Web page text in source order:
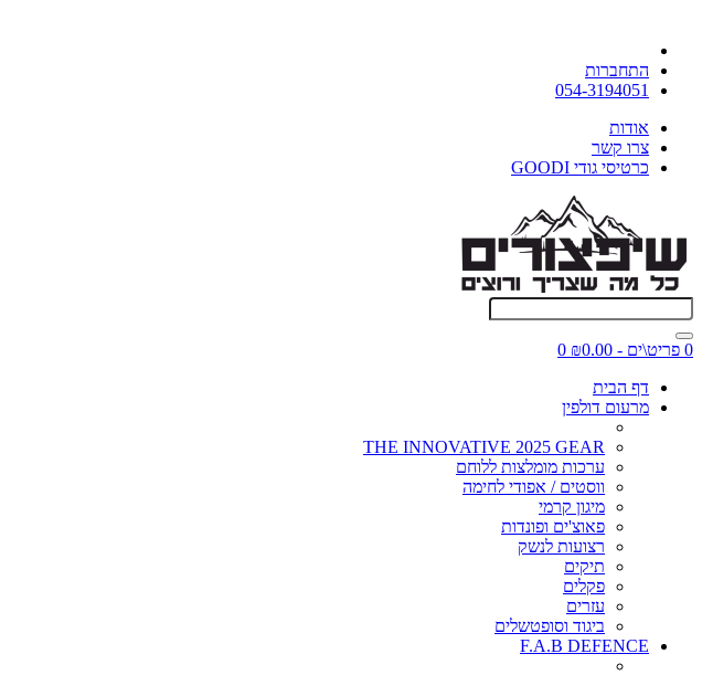
התחברות
054-3194051
אודות
צרו קשר
כרטיסי גודי GOODI
0 פריט\ים - ₪0.00
0
דף הבית
מרעום דולפין
THE INNOVATIVE 2025 GEAR
ערכות מומלצות ללוחם
ווסטים / אפודי לחימה
מיגון קרמי
פאוצ'ים ופונדות
רצועות לנשק
תיקים
פקלים
עזרים
ביגוד וסופטשלים
F.A.B DEFENCE